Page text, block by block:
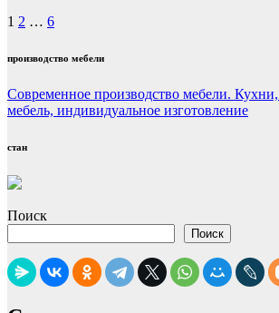
Пагинация
1 2 … 6
производство мебели
Современное производство мебели.
мебель, индивидуальное изготовление
стан
Поиск
Поиск